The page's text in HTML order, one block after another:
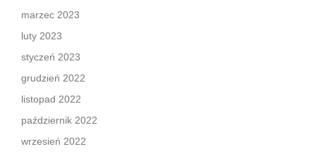
marzec 2023
luty 2023
styczeń 2023
grudzień 2022
listopad 2022
październik 2022
wrzesień 2022